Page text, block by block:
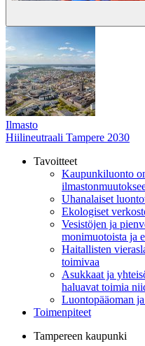
Ilmasto
Hiilineutraali Tampere 2030
Tavoitteet
Kaupunkiluonto
Uhanalaiset
Ekologiset
Vesistöjen ja
monimuotoista ja
Haitallisten
toimivaa
Asukkaat ja
haluavat toimia
Luontopääoman
Toimenpiteet
Tampereen kaupunki